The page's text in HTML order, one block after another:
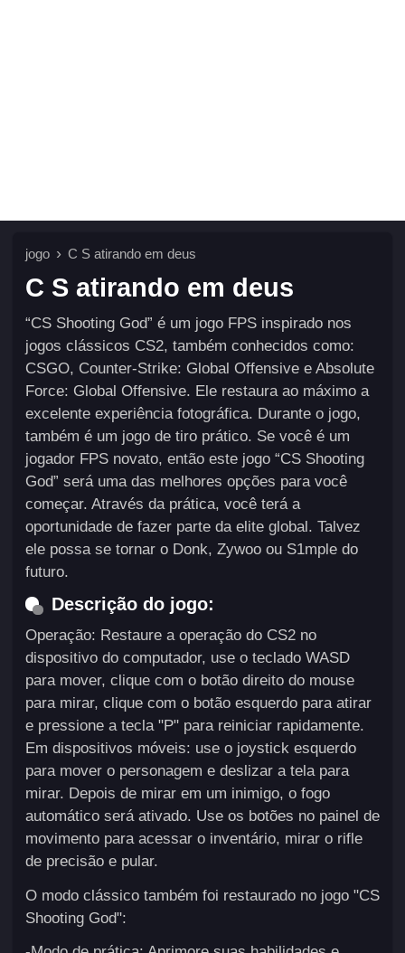
jogo C S atirando em deus
C S atirando em deus
“CS Shooting God” é um jogo FPS inspirado nos
jogos clássicos CS2, também conhecidos como:
CSGO, Counter-Strike: Global Offensive e Absolute
Force: Global Offensive. Ele restaura ao máximo a
excelente experiência fotográfica. Durante o jogo,
também é um jogo de tiro prático. Se você é um
jogador FPS novato, então este jogo “CS Shooting
God” será uma das melhores opções para você
começar. Através da prática, você terá a
oportunidade de fazer parte da elite global. Talvez
ele possa se tornar o Donk, Zywoo ou S1mple do
futuro.
Descrição do jogo:
Operação: Restaure a operação do CS2 no
dispositivo do computador, use o teclado WASD
para mover, clique com o botão direito do mouse
para mirar, clique com o botão esquerdo para atirar
e pressione a tecla "P" para reiniciar rapidamente.
Em dispositivos móveis: use o joystick esquerdo
para mover o personagem e deslizar a tela para
mirar. Depois de mirar em um inimigo, o fogo
automático será ativado. Use os botões no painel de
movimento para acessar o inventário, mirar o rifle
de precisão e pular.
O modo clássico também foi restaurado no jogo "CS
Shooting God":